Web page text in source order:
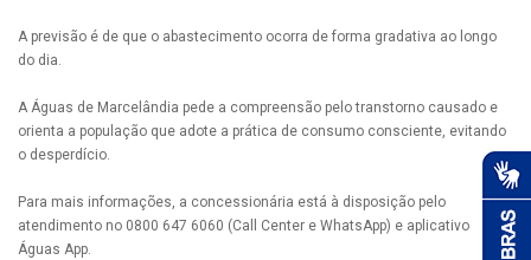
A previsão é de que o abastecimento ocorra de forma gradativa ao longo
do dia.
A Águas de Marcelândia pede a compreensão pelo transtorno causado e
orienta a população que adote a prática de consumo consciente, evitando
o desperdício.
Para mais informações, a concessionária está à disposição pelo
atendimento no 0800 647 6060 (Call Center e WhatsApp) e aplicativo
Águas App.